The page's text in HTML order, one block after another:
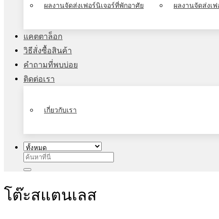
ผลงานจัดส่งเฟอร์นิเจอร์ที่พักอาศัย ผลงานจัดส่งเ
แคตตาล็อก
วิธีสั่งซื้อสินค้า
คำถามที่พบบ่อย
ติดต่อเรา
เกี่ยวกับเรา
ค้นหา:
โต๊ะสแตนเลส